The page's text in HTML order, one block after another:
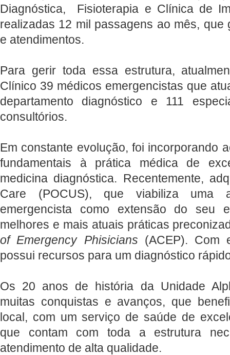
Diagnóstica, Fisioterapia e Clínica de
realizadas 12 mil passagens ao mês, que
e atendimentos.
Para gerir toda essa estrutura,
Clínico 39 médicos emergencistas que
departamento diagnóstico e 111
consultórios.
Em constante evolução, foi incorporando
fundamentais à prática médica de
medicina diagnóstica. Recentemente,
Care (POCUS), que viabiliza uma
emergencista como extensão do seu
melhores e mais atuais práticas
of Emergency Phisicians (ACEP). Com
possui recursos para um diagnóstico
Os 20 anos de história da Unidade
muitas conquistas e avanços, que
local, com um serviço de saúde de
que contam com toda a estrutura
atendimento de alta qualidade.